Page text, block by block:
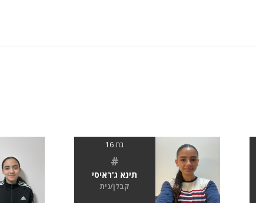
בת 16
#
תינא ג'ראיסי
קבלן/נית